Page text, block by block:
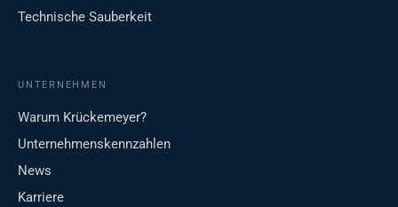
Technische Sauberkeit
UNTERNEHMEN
Warum Krückemeyer?
Unternehmenskennzahlen
News
Karriere